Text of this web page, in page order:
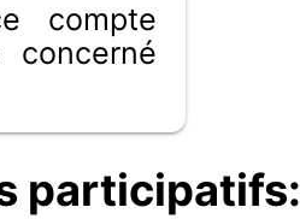
compte
participatifs: